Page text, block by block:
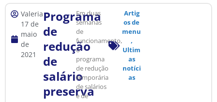
Valeria
17 de
maio
de
2021
Programa
de
redução
de
salário
preserva
Em duas
semanas
de
funcionamento,
o
programa
de redução
temporária
de salários
e de
Artig
os de
menu
,
Ultim
as
notíci
as